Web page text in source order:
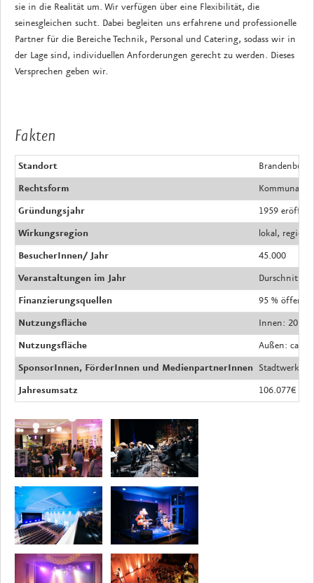
sie in die Realität um. Wir verfügen über eine Flexibilität, die
seinesgleichen sucht. Dabei begleiten uns erfahrene und professionelle
Partner für die Bereiche Technik, Personal und Catering, sodass wir in
der Lage sind, individuellen Anforderungen gerecht zu werden. Dieses
Versprechen geben wir.
Fakten
Standort
Brandenburg
Rechtsform
Kommunale
Gründungsjahr
1959 eröffnet
Wirkungsregion
lokal,
BesucherInnen/ Jahr
45.000
Veranstaltungen im Jahr
Finanzierungsquellen
95 %
Nutzungsfläche
Innen:
Nutzungsfläche
Außen: ca.
SponsorInnen, FörderInnen und MedienpartnerInnen Stadtwerke
Jahresumsatz
106.077€